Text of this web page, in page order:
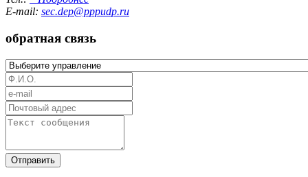
E-mail: sec.dep@pppudp.ru
обратная связь
Отправить